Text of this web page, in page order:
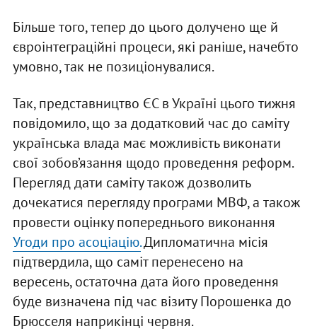
Більше того, тепер до цього долучено ще й
євроінтеграційні процеси, які раніше, начебто
умовно, так не позиціонувалися.
Так, представництво ЄС в Україні цього тижня
повідомило, що за додатковий час до саміту
українська влада має можливість виконати
свої зобов’язання щодо проведення реформ.
Перегляд дати саміту також дозволить
дочекатися перегляду програми МВФ, а також
провести оцінку попереднього виконання
Угоди про асоціацію.Дипломатична місія
підтвердила, що саміт перенесено на
вересень, остаточна дата його проведення
буде визначена під час візиту Порошенка до
Брюсселя наприкінці червня.